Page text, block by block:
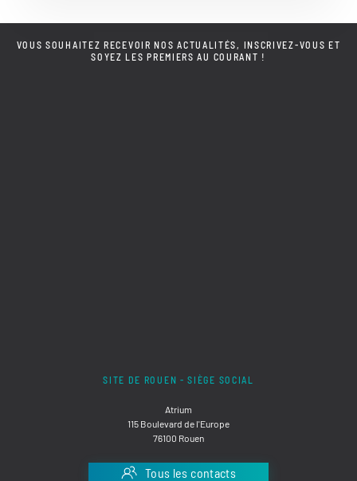
VOUS SOUHAITEZ RECEVOIR NOS ACTUALITÉS, INSCRIVEZ-VOUS ET
SOYEZ LES PREMIERS AU COURANT !
SITE DE ROUEN - SIÈGE SOCIAL
Atrium
115 Boulevard de l'Europe
76100 Rouen
Tous les contacts